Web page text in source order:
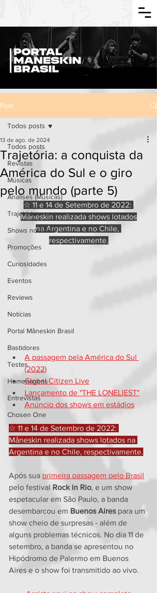
Post
Todos posts
Revistas
Músicas
Análises (Músicas)
Trajetória
Shows no Brasil
Promoções
Curiosidades
Eventos
Reviews
Notícias
Portal Måneskin Brasil
Bastidores
Testes
Homenagens
Entrevistas
Chosen One
Todos posts
Trajetória: a conquista da
América do Sul e o giro
pelo mundo (parte 5)
13 de ago. de 2024
☆ 11 e 14 de Setembro de 2022:
Måneskin realizada shows lotados
na Argentina e no Chile,
respectivamente.
A passagem pela América do Sul
(2022)
Global Citizen Live
Lançamento de "THE LONELIEST"
Anúncio dos shows em estádios
☆ 11 e 14 de Setembro de 2022:
Måneskin realizada shows lotados na
Argentina e no Chile, respectivamente.
Após sua primeira passagem pelo Brasil
pelo festival Rock in Rio, e um show
espetacular em São Paulo, a banda
desembarcou em Buenos Aires para um
show cheio de surpresas - além de
alguns problemas técnicos. No dia 11 de
setembro, a banda se apresentou no
Hipódromo de Palermo em Buenos
Aires e o show foi transmitido ao vivo.